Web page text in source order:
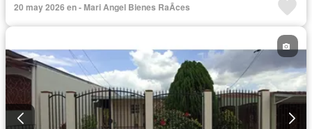
20 may 2026 en - Mari Angel Bienes RaÃ­ces